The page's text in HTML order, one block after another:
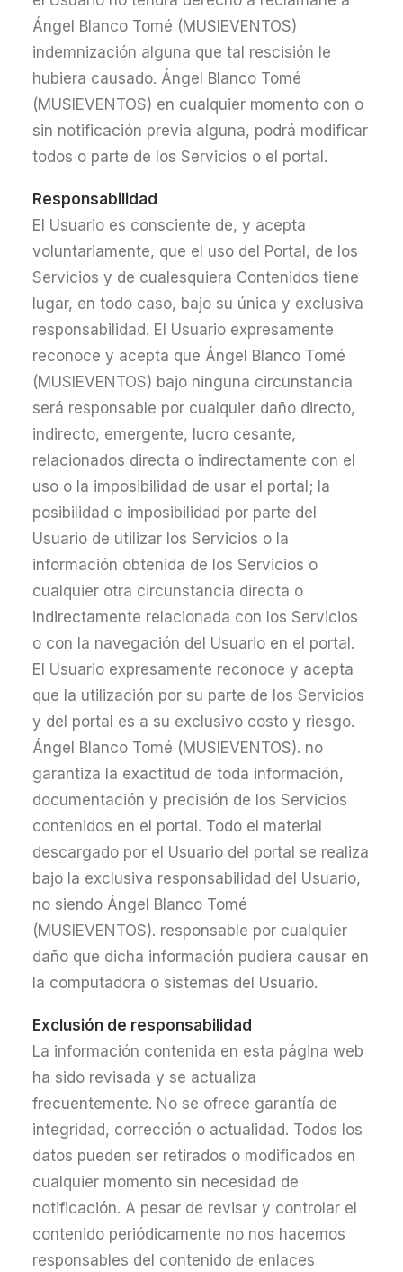
Ángel Blanco Tomé (MUSIEVENTOS)
indemnización alguna que tal rescisión le
hubiera causado. Ángel Blanco Tomé
(MUSIEVENTOS) en cualquier momento con o
sin notificación previa alguna, podrá modificar
todos o parte de los Servicios o el portal.
Responsabilidad
El Usuario es consciente de, y acepta
voluntariamente, que el uso del Portal, de los
Servicios y de cualesquiera Contenidos tiene
lugar, en todo caso, bajo su única y exclusiva
responsabilidad. El Usuario expresamente
reconoce y acepta que Ángel Blanco Tomé
(MUSIEVENTOS) bajo ninguna circunstancia
será responsable por cualquier daño directo,
indirecto, emergente, lucro cesante,
relacionados directa o indirectamente con el
uso o la imposibilidad de usar el portal; la
posibilidad o imposibilidad por parte del
Usuario de utilizar los Servicios o la
información obtenida de los Servicios o
cualquier otra circunstancia directa o
indirectamente relacionada con los Servicios
o con la navegación del Usuario en el portal.
El Usuario expresamente reconoce y acepta
que la utilización por su parte de los Servicios
y del portal es a su exclusivo costo y riesgo.
Ángel Blanco Tomé (MUSIEVENTOS). no
garantiza la exactitud de toda información,
documentación y precisión de los Servicios
contenidos en el portal. Todo el material
descargado por el Usuario del portal se realiza
bajo la exclusiva responsabilidad del Usuario,
no siendo Ángel Blanco Tomé
(MUSIEVENTOS). responsable por cualquier
daño que dicha información pudiera causar en
la computadora o sistemas del Usuario.
Exclusión de responsabilidad
La información contenida en esta página web
ha sido revisada y se actualiza
frecuentemente. No se ofrece garantía de
integridad, corrección o actualidad. Todos los
datos pueden ser retirados o modificados en
cualquier momento sin necesidad de
notificación. A pesar de revisar y controlar el
contenido periódicamente no nos hacemos
responsables del contenido de enlaces